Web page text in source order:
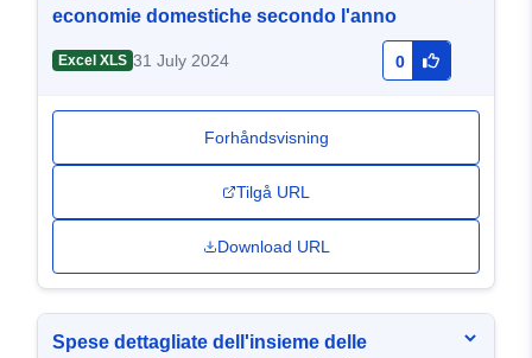
economie domestiche secondo l'anno
Excel XLS 31 July 2024 0
Forhåndsvisning
Tilgå URL
Download URL
Spese dettagliate dell'insieme delle